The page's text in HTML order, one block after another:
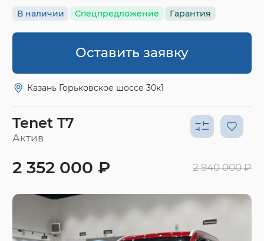
В наличии Спецпредложение Гарантия
Оставить заявку
Казань Горьковское шоссе 30к1
Tenet T7
Актив
2 352 000 ₽ 2 940 000 ₽